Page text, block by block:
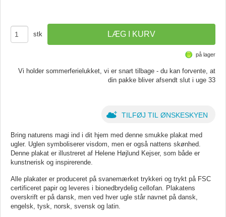
stk
på lager
Vi holder sommerferielukket, vi er snart tilbage - du kan forvente, at
din pakke bliver afsendt slut i uge 33
TILFØJ TIL ØNSKESKYEN
Bring naturens magi ind i dit hjem med denne smukke plakat med
ugler. Uglen symboliserer visdom, men er også nattens skønhed.
Denne plakat er illustreret af Helene Højlund Kejser, som både er
kunstnerisk og inspirerende.
Alle plakater er produceret på svanemærket trykkeri og trykt på FSC
certificeret papir og leveres i bionedbrydelig cellofan. Plakatens
overskrift er på dansk, men ved hver ugle står navnet på dansk,
engelsk, tysk, norsk, svensk og latin.